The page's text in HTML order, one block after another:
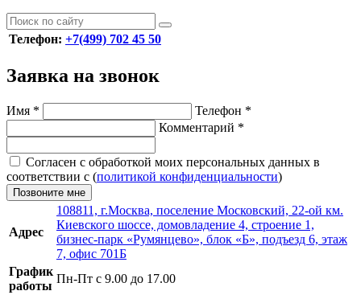
Телефон: +7(499) 702 45 50
Заявка на звонок
Имя * Телефон *
Комментарий *
Согласен с обработкой моих персональных данных в
соответствии с (политикой конфиденциальности)
Позвоните мне
Адрес
108811, г.Москва, поселение Московский, 22-ой км.
Киевского шоссе, домовладение 4, строение 1,
бизнес-парк «Румянцево», блок «Б», подъезд 6, этаж
7, офис 701Б
График
работы
Пн-Пт с 9.00 до 17.00